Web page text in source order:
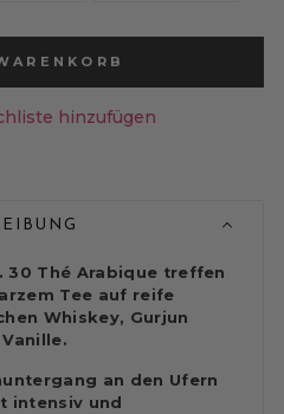
hinzufügen
30 Thé Arabique treffen
Tee auf reife
Whiskey, Gurjun
an den Ufern
intensiv und